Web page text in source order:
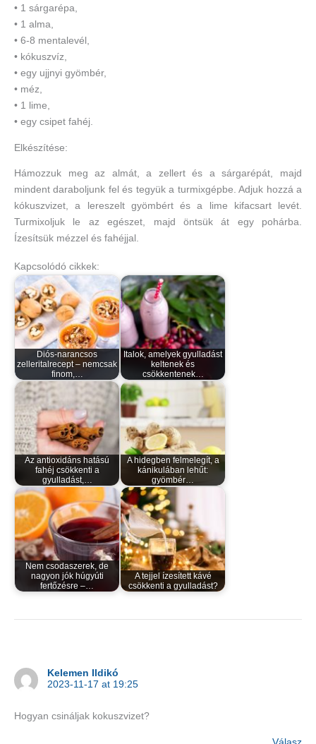
• 1 sárgarépa,
• 1 alma,
• 6-8 mentalevél,
• kókuszvíz,
• egy ujjnyi gyömbér,
• méz,
• 1 lime,
• egy csipet fahéj.
Elkészítése:
Hámozzuk meg az almát, a zellert és a sárgarépát, majd
mindent daraboljunk fel és tegyük a turmixgépbe. Adjuk hozzá a
kókuszvizet, a lereszelt gyömbért és a lime kifacsart levét.
Turmixoljuk le az egészet, majd öntsük át egy pohárba.
Ízesítsük mézzel és fahéjjal.
Kapcsolódó cikkek:
Diós-narancsos
zelleritalrecept – nemcsak
finom,…
Italok, amelyek gyulladást
keltenek és
csökkentenek…
Az antioxidáns hatású
fahéj csökkenti a
gyulladást,…
A hidegben felmelegít, a
kánikulában lehűt:
gyömbér…
Nem csodaszerek, de
nagyon jók húgyúti
fertőzésre –…
A tejjel ízesített kávé
csökkenti a gyulladást?
Kelemen Ildikó
2023-11-17 at 19:25
Hogyan csináljak kokuszvizet?